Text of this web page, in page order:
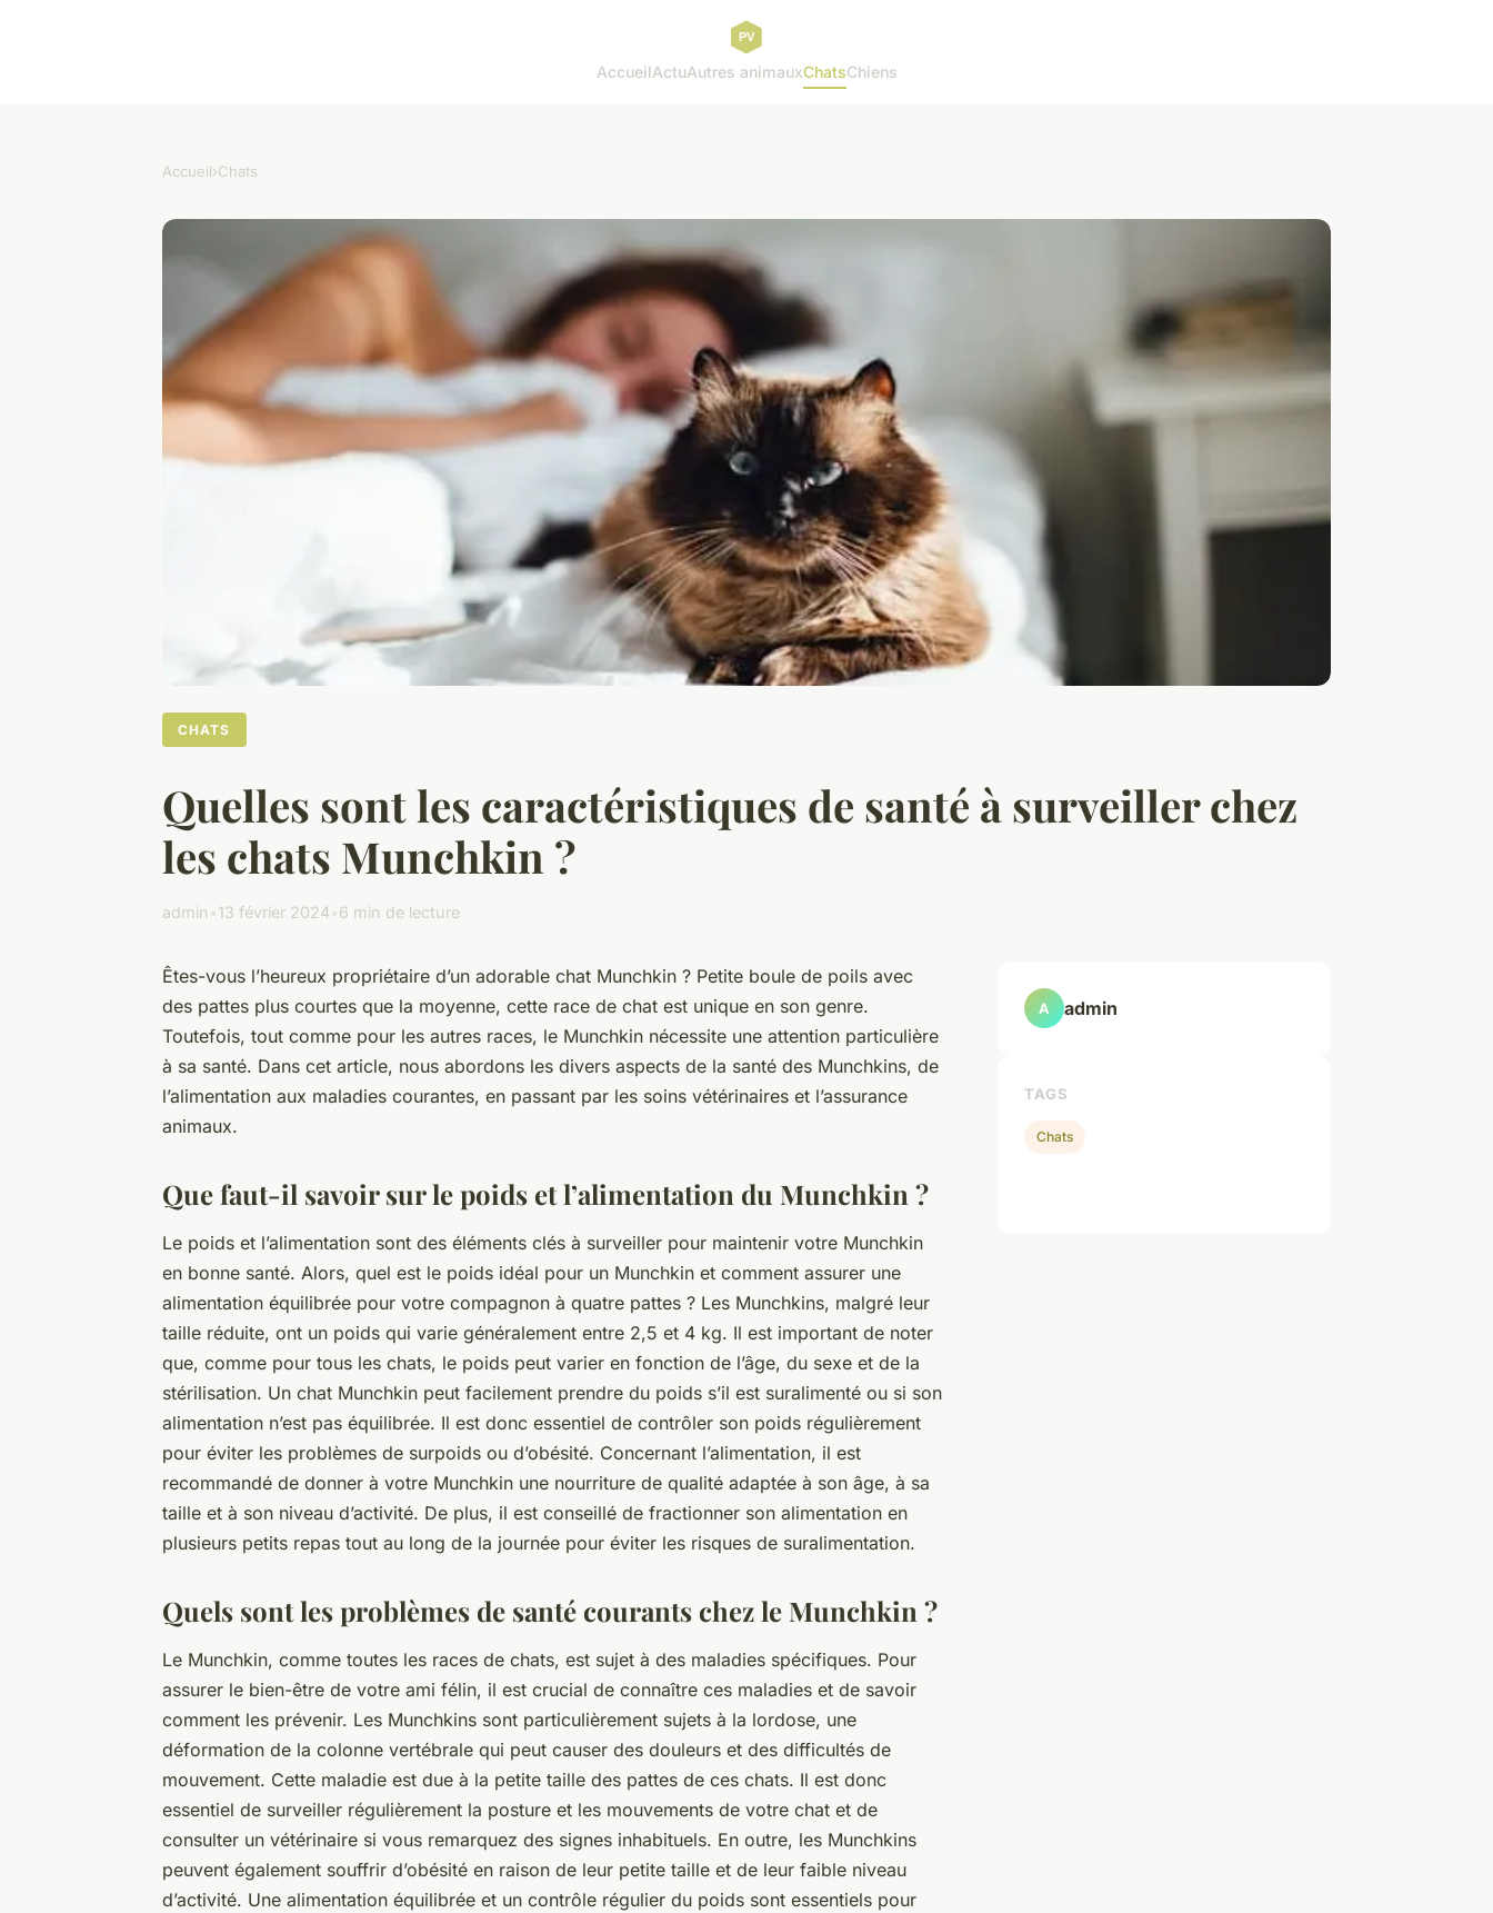
AccueilActuAutres animauxChatsChiens
Accueil›Chats
CHATS
Quelles sont les caractéristiques de santé à surveiller chez
les chats Munchkin ?
admin 13 février 2024 6 min de lecture
Êtes-vous l’heureux propriétaire d’un adorable chat Munchkin ? Petite boule de poils avec
des pattes plus courtes que la moyenne, cette race de chat est unique en son genre.
Toutefois, tout comme pour les autres races, le Munchkin nécessite une attention particulière
à sa santé. Dans cet article, nous abordons les divers aspects de la santé des Munchkins, de
l’alimentation aux maladies courantes, en passant par les soins vétérinaires et l’assurance
animaux.
Que faut-il savoir sur le poids et l’alimentation du Munchkin ?
Le poids et l’alimentation sont des éléments clés à surveiller pour maintenir votre Munchkin
en bonne santé. Alors, quel est le poids idéal pour un Munchkin et comment assurer une
alimentation équilibrée pour votre compagnon à quatre pattes ? Les Munchkins, malgré leur
taille réduite, ont un poids qui varie généralement entre 2,5 et 4 kg. Il est important de noter
que, comme pour tous les chats, le poids peut varier en fonction de l’âge, du sexe et de la
stérilisation. Un chat Munchkin peut facilement prendre du poids s’il est suralimenté ou si son
alimentation n’est pas équilibrée. Il est donc essentiel de contrôler son poids régulièrement
pour éviter les problèmes de surpoids ou d’obésité. Concernant l’alimentation, il est
recommandé de donner à votre Munchkin une nourriture de qualité adaptée à son âge, à sa
taille et à son niveau d’activité. De plus, il est conseillé de fractionner son alimentation en
plusieurs petits repas tout au long de la journée pour éviter les risques de suralimentation.
Quels sont les problèmes de santé courants chez le Munchkin ?
Le Munchkin, comme toutes les races de chats, est sujet à des maladies spécifiques. Pour
assurer le bien-être de votre ami félin, il est crucial de connaître ces maladies et de savoir
comment les prévenir. Les Munchkins sont particulièrement sujets à la lordose, une
déformation de la colonne vertébrale qui peut causer des douleurs et des difficultés de
mouvement. Cette maladie est due à la petite taille des pattes de ces chats. Il est donc
essentiel de surveiller régulièrement la posture et les mouvements de votre chat et de
consulter un vétérinaire si vous remarquez des signes inhabituels. En outre, les Munchkins
peuvent également souffrir d’obésité en raison de leur petite taille et de leur faible niveau
d’activité. Une alimentation équilibrée et un contrôle régulier du poids sont essentiels pour
A admin
TAGS
Chats